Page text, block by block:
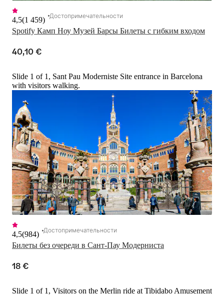
Spotify Камп Ноу Музей Барсы Билеты с гибким входом
4,5(1 459) Достопримечательности
40,10 €
Slide 1 of 1, Sant Pau Moderniste Site entrance in Barcelona
with visitors walking.
Билеты без очереди в Сант-Пау Модерниста
4,5(984) Достопримечательности
18 €
Slide 1 of 1, Visitors on the Merlin ride at Tibidabo Amusement